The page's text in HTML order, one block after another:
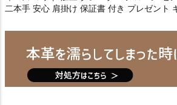
二本手 安心 肩掛け 保証書 付き プレゼント